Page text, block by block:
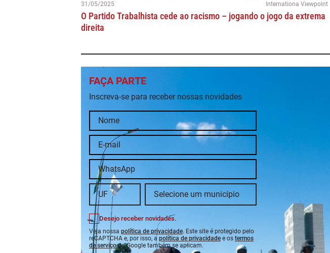
31/05/2025 Internationa Viewpoint
O Partido Trabalhista cede ao racismo – jogando o jogo da extrema
direita
FAÇA PARTE
Inscreva-se para receber nossas novidades
Desejo receber novidades.
Veja nossa política de privacidade. Este site é protegido pelo
reCAPTCHA e, por isso, a política de privacidade e os termos
de serviçodo Google também se aplicam.